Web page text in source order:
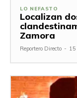
LO NEFASTO
Localizan
Zamora
Reportero Directo - 15